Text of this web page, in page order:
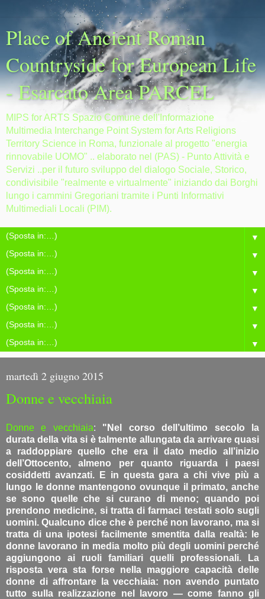
Place of Ancient Roman
Countryside for European Life
- Esarcato Area PARCEL
MIPS for ARTS Spazio Comune dell'Informazione
Multimedia Interchange Point System for Arts Religions
Territory Science in Roma, funzionale al progetto "energia
rinnovabile UOMO" .. elaborato nel (PAS) - Punto Attività e
Servizi ..per il futuro sviluppo del dialogo Sociale, Storico,
condivisibile "realmente e virtualmente" iniziando dai Borghi
lungo i cammini Gregoriani tramite i Punti Informativi
Multimediali Locali (PIM).
▼
▼
▼
▼
▼
▼
▼
martedì 2 giugno 2015
​Donne e vecchiaia
​Donne e vecchiaia: "Nel corso dell’ultimo secolo la
durata della vita si è talmente allungata da arrivare quasi
a raddoppiare quello che era il dato medio all’inizio
dell’Ottocento, almeno per quanto riguarda i paesi
cosiddetti avanzati. E in questa gara a chi vive più a
lungo le donne mantengono ovunque il primato, anche
se sono quelle che si curano di meno; quando poi
prendono medicine, si tratta di farmaci testati solo sugli
uomini. Qualcuno dice che è perché non lavorano, ma si
tratta di una ipotesi facilmente smentita dalla realtà: le
donne lavorano in media molto più degli uomini perché
aggiungono ai ruoli familiari quelli professionali. La
risposta vera sta forse nella maggiore capacità delle
donne di affrontare la vecchiaia: non avendo puntato
tutto sulla realizzazione nel lavoro — come fanno gli